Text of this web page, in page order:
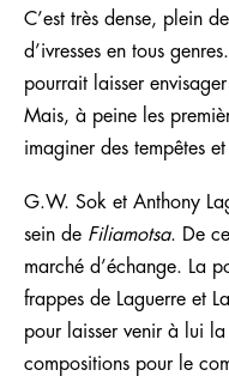
C’est très dense, plein
d’ivres­ses en tous
pourrait laisser
Mais, à pei­ne les
ima­gi­ner des tem­pê­tes
G.W. Sok et An­thony
sein de Filiamotsa. De
mar­ché d’échan­ge. La
frappes de Laguerre et
pour laisser venir à lui
com­po­si­tions pour le